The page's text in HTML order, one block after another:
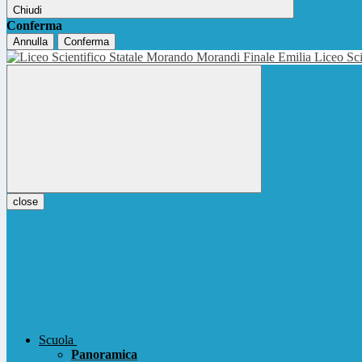
Chiudi
Conferma
Annulla Conferma
Liceo
close
Scuola
Panoramica